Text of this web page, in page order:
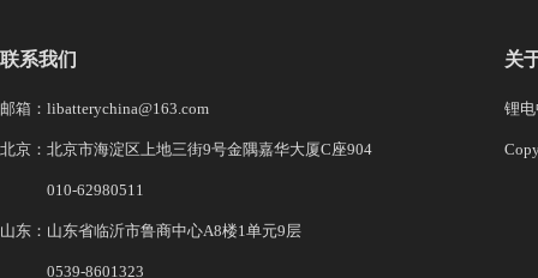
联系我们
邮箱：libatterychina@163.com
北京：北京市海淀区上地三街9号金隅嘉华大厦C座904
010-62980511
山东：山东省临沂市鲁商中心A8楼1单元9层
0539-8601323
关
锂